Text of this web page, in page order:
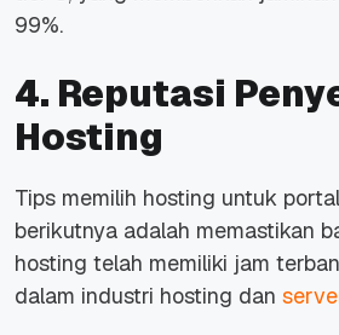
99%.
4. Reputasi
Hosting
Tips memilih hosting untuk
berikutnya adalah memastikan
hosting telah memiliki jam
dalam industri hosting dan